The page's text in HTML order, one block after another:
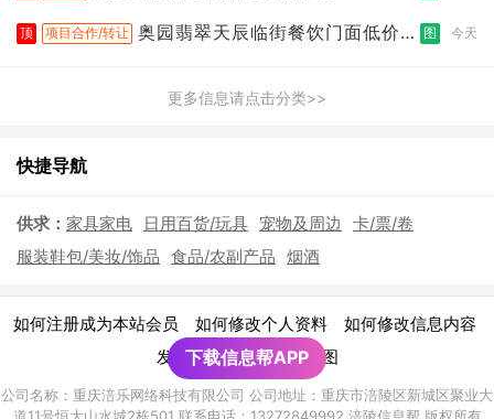
顶 项目合作/转让 奥园翡翠天辰临街餐饮门面低价转
图 今天
更多信息请点击分类>>
快捷导航
供求： 家具家电 日用百货/玩具 宠物及周边
卡/票/卷
服装鞋包/美妆/饰品 食品/农副产品 烟酒
如何注册成为本站会员 如何修改个人资料 如何修改信息内容
发布广告须知 | 网站地图
公司名称：重庆涪乐网络科技有限公司 公司地址：重庆市涪陵区新城区聚业大
下载信息帮APP